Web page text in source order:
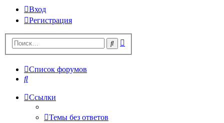
Вход
Регистрация
Поиск
Список форумов
Поиск
Ссылки
Темы без ответов